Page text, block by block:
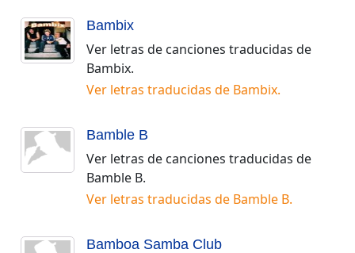
Bambix
Ver letras de canciones traducidas de
Bambix.
Ver letras traducidas de Bambix.
Bamble B
Ver letras de canciones traducidas de
Bamble B.
Ver letras traducidas de Bamble B.
Bamboa Samba Club